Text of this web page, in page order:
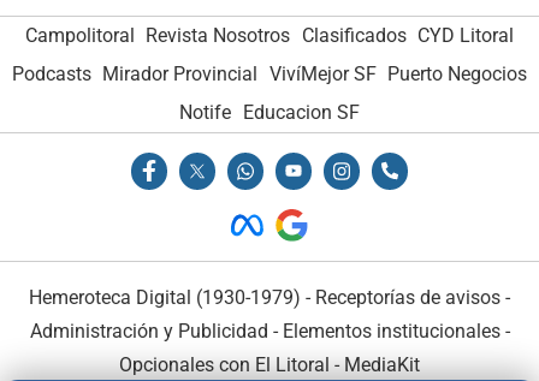
Campolitoral Revista Nosotros Clasificados CYD Litoral
Podcasts Mirador Provincial VivíMejor SF Puerto Negocios
Notife Educacion SF
Hemeroteca Digital (1930-1979) - Receptorías de avisos -
Administración y Publicidad - Elementos institucionales-
Opcionales con El Litoral - MediaKit